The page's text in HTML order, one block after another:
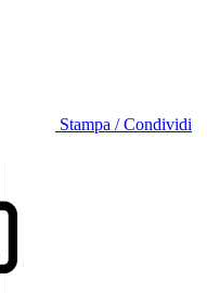
Stampa / Condividi